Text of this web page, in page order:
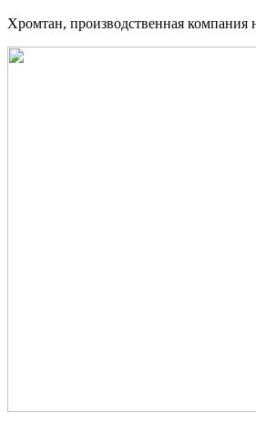
Хромтан, производственная компания